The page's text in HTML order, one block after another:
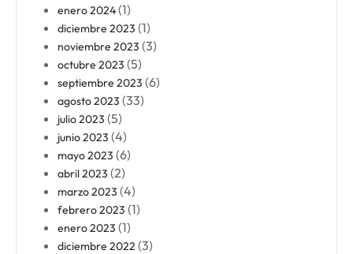
enero 2024(1)
diciembre 2023 (1)
noviembre 2023 (3)
octubre 2023 (5)
septiembre 2023 (6)
agosto 2023 (33)
julio 2023 (5)
junio 2023 (4)
mayo 2023 (6)
abril 2023 (2)
marzo 2023 (4)
febrero 2023 (1)
enero 2023 (1)
diciembre 2022 (3)